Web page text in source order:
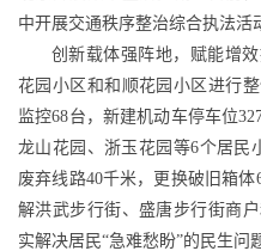
中开展交通秩序整治综合执法活
创新载体强阵地，赋能增
花园小区和和顺花园小区进行
监控68台，新建机动车停车位
龙山花园、浙玉花园等6个居民
废弃线路40千米，更换破旧箱
解洪武步行街、盛唐步行街商
实解决居民“急难愁盼”的民生问